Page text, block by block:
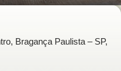
Bragança Paulista – SP,